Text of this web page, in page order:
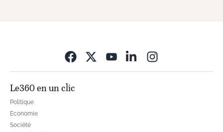
Le360 en un clic
Politique
Economie
Société